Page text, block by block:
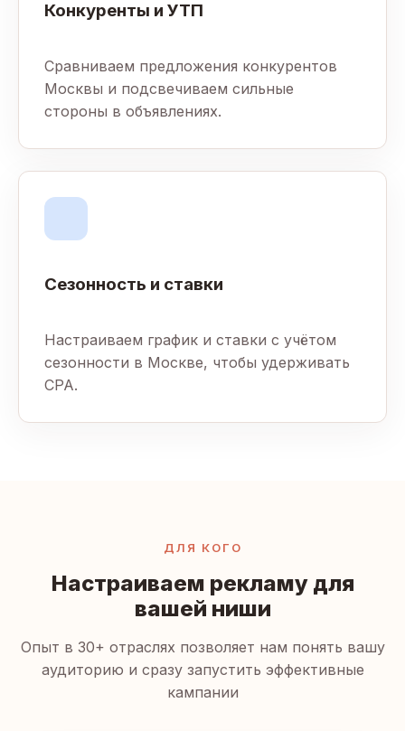
Конкуренты и УТП
Сравниваем предложения конкурентов
Москвы и подсвечиваем сильные
стороны в объявлениях.
Сезонность и ставки
Настраиваем график и ставки с учётом
сезонности в Москве, чтобы удерживать
CPA.
ДЛЯ КОГО
Настраиваем рекламу для
вашей ниши
Опыт в 30+ отраслях позволяет нам понять вашу
аудиторию и сразу запустить эффективные
кампании